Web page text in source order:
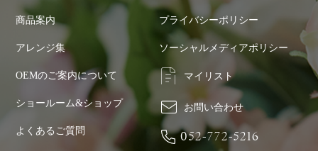
商品案内
アレンジ集
OEMのご案内について
ショールーム&ショップ
よくあるご質問
プライバシーポリシー
ソーシャルメディアポリシー
マイリスト
お問い合わせ
052-772-5216